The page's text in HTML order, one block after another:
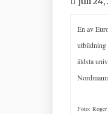
En av
utbildning
äldsta
Foto: